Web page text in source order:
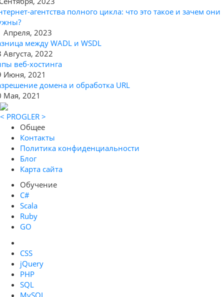
агентства полного цикла: что это такое и зачем они
Апреля, 2023
между WADL и WSDL
Августа, 2022
веб-хостинга
Июня, 2021
домена и обработка URL
Мая, 2021
< PROGLER >
Общее
Контакты
Политика конфиденциальности
Блог
Карта сайта
Обучение
C#
Scala
Ruby
GO
CSS
jQuery
PHP
SQL
MySQL